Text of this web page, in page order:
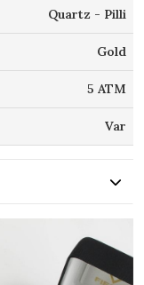
Quartz - Pilli
Gold
5 ATM
Var